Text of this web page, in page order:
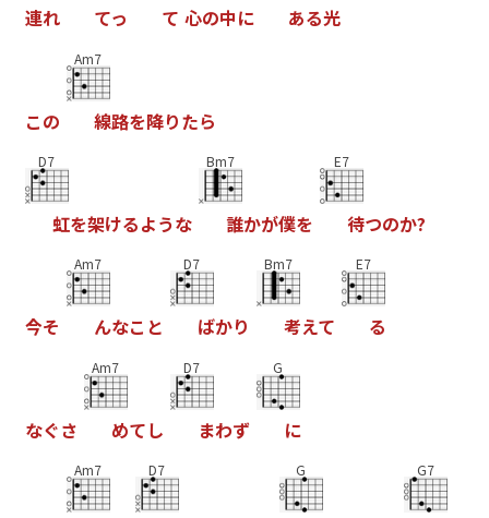
連れ てっ て 心の中に ある光
この
Am7
線路を降りたら
D7
虹を架けるような
Bm7
誰かが僕を
E7
待つのか?
今そ
Am7
んなこ と
D7
ばかり
Bm7
考えて
E7
る
なぐさ
Am7
めてし
D7
まわず
G
に
Am7 D7 G G7